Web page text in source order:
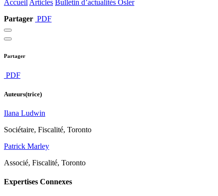
Accueil Articles Bulletin d’actualités Osler
Partager PDF
Partager
PDF
Auteurs(trice)
Ilana Ludwin
Sociétaire, Fiscalité, Toronto
Patrick Marley
Associé, Fiscalité, Toronto
Expertises Connexes